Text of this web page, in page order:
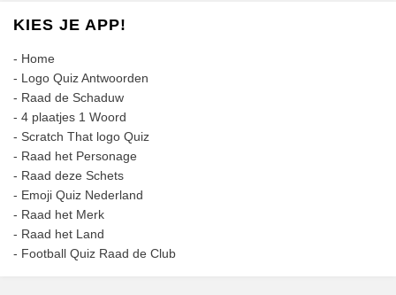
KIES JE APP!
- Home
- Logo Quiz Antwoorden
- Raad de Schaduw
- 4 plaatjes 1 Woord
- Scratch That logo Quiz
- Raad het Personage
- Raad deze Schets
- Emoji Quiz Nederland
- Raad het Merk
- Raad het Land
- Football Quiz Raad de Club